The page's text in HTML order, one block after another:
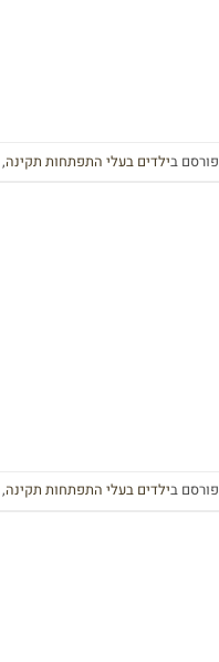
פורסם בילדים בעלי התפתחות תקינה,
פורסם בילדים בעלי התפתחות תקינה,